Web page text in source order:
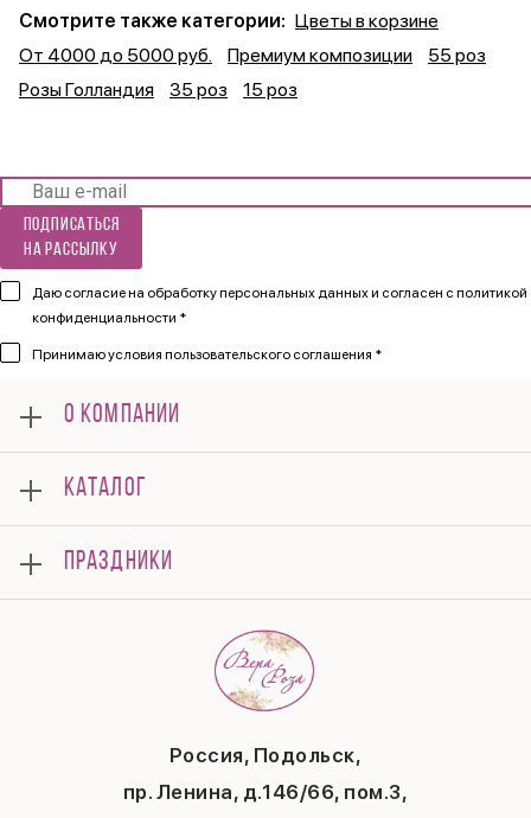
Смотрите также категории: Цветы в корзине
От 4000 до 5000 руб.
Премиум композиции
55 роз
Розы Голландия
35 роз 15 роз
Подписаться
на рассылку
Даю согласие на обработку персональных данных и согласен с политикой
конфиденциальности *
Принимаюусловия пользовательского соглашения *
Россия, Подольск,
пр. Ленина, д.146/66, пом.3,
О КОМПАНИИ
Мероприятия
Корпоративным клиентам
Оплата
Доставка
Отзывы
Политика конфиденциальности
КАТАЛОГ
Композиции
Подарки
ПРАЗДНИКИ
Последний звонок